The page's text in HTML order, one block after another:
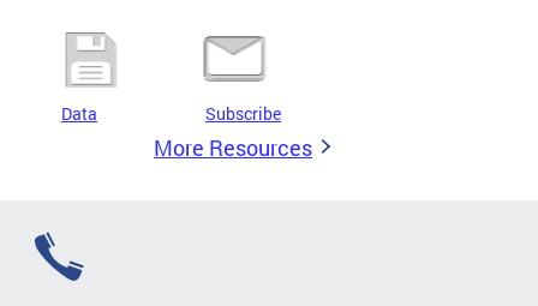
Data Subscribe
More Resources